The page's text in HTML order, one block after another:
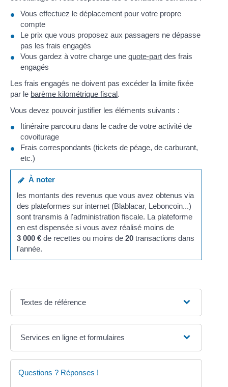
Vous effectuez le déplacement pour votre propre
compte
Le prix que vous proposez aux passagers ne dépasse
pas les frais engagés
Vous gardez à votre charge unequote-part des frais
engagés
Les frais engagés ne doivent pas excéder la limite fixée
par le barème kilométrique fiscal.
Vous devez pouvoir justifier les éléments suivants :
Itinéraire parcouru dans le cadre de votre activité de
covoiturage
Frais correspondants (tickets de péage, de carburant,
etc.)
À noter
les montants des revenus que vous avez obtenus via
des plateformes sur internet (Blablacar, Leboncoin...)
sont transmis à l'administration fiscale. La plateforme
en est dispensée si vous avez réalisé moins de
3 000 €de recettes ou moins de 20transactions dans
l'année.
Textes de référence
Services en ligne et formulaires
Questions ? Réponses !